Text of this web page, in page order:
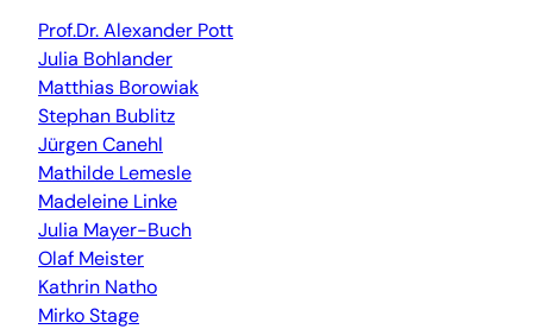
Prof.Dr. Alexander Pott
Julia Bohlander
Matthias Borowiak
Stephan Bublitz
Jürgen Canehl
Mathilde Lemesle
Madeleine Linke
Julia Mayer-Buch
Olaf Meister
Kathrin Natho
Mirko Stage